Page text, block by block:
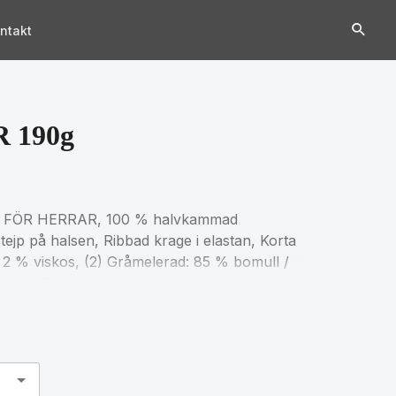
190g
HERRAR, 100 % halvkammad
på halsen, Ribbad krage i elastan, Korta
% viskos, (2) Gråmelerad: 85 % bomull /